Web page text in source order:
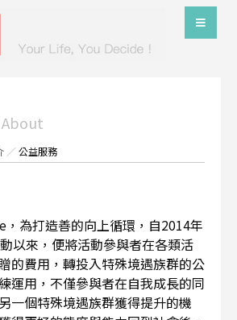
About
／公益服務
，為打造善的向上循環，自2014年
以來，便將活動參與者在各類活
的費用，轉投入特殊境遇族群的公
運用，不僅參與者在自我成長的同
一個特殊境遇族群獲得提升的機